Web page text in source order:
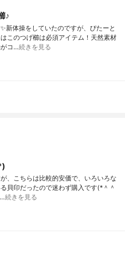
♪
新体操をしていたのですが、ぴたーと
このつげ櫛は必須アイテム！天然素材
がコ…続きを見る
、こちらは比較的安価で、いろいろな
貝印だったので迷わず購入です(*＾＾
続きを見る